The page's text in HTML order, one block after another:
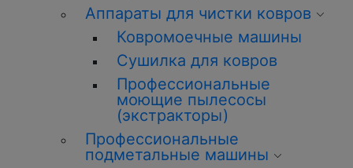
Аппараты для чистки ковров
Ковромоечные машины
Сушилка для ковров
Профессиональные
моющие пылесосы
(экстракторы)
Профессиональные
подметальные машины